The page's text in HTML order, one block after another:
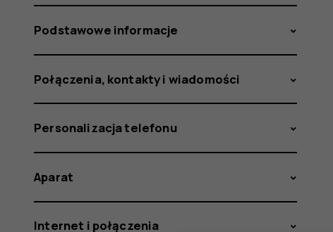
Podstawowe informacje
Połączenia, kontakty i wiadomości
Personalizacja telefonu
Aparat
Internet i połączenia